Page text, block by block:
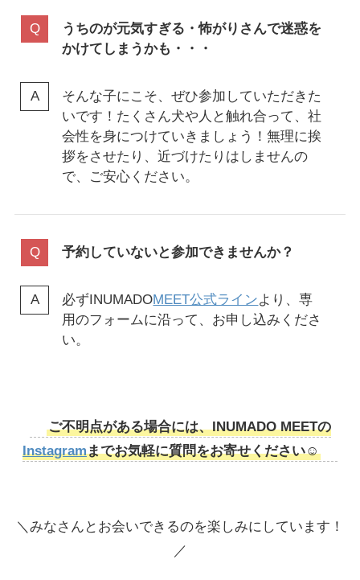
うちのが元気すぎる・怖がりさんで迷惑を
かけてしまうかも・・・
そんな子にこそ、ぜひ参加していただきた
いです！たくさん犬や人と触れ合って、社
会性を身につけていきましょう！無理に挨
拶をさせたり、近づけたりはしませんの
で、ご安心ください。
予約していないと参加できませんか？
必ずINUMADOMEET公式ラインより、専
用のフォームに沿って、お申し込みくださ
い。
ご不明点がある場合には、INUMADO MEETの
Instagramまでお気軽に質問をお寄せください☺️
＼みなさんとお会いできるのを楽しみにしています！
／